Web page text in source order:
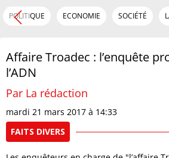
POLITIQUE ECONOMIE SOCIÉTÉ
Affaire Troadec : l’enquête
l’ADN
Par La rédaction
mardi 21 mars 2017 à 14:33
FAITS DIVERS